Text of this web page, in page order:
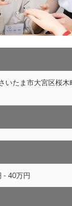
いたま市大宮区桜
- 40万円